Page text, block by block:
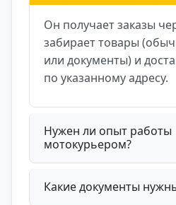
Он получает заказы
забирает товары
или документы) и
по указанному адресу.
Нужен ли опыт работы
мотокурьером?
Какие документы